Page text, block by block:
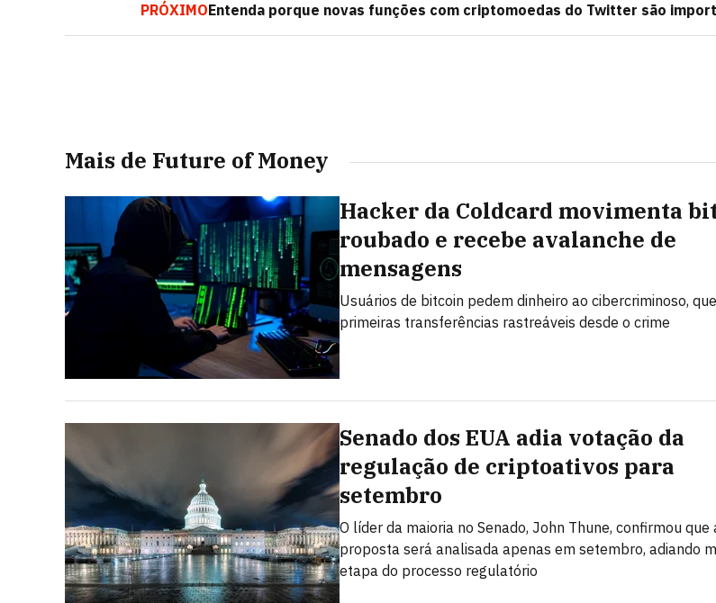
PRÓXIMOEntenda porque novas funções com criptomoedas do Twitter são
Mais de Future of Money
Hacker da Coldcard movimenta
roubado e recebe avalanche de
mensagens
Usuários de bitcoin pedem dinheiro ao cibercriminoso,
primeiras transferências rastreáveis desde o crime
Senado dos EUA adia votação da
regulação de criptoativos para
setembro
O líder da maioria no Senado, John Thune, confirmou que
proposta será analisada apenas em setembro, adiando
etapa do processo regulatório